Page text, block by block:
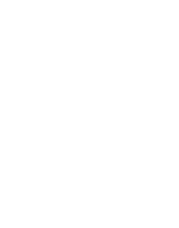
zu erhöhen oder zu reduzieren.